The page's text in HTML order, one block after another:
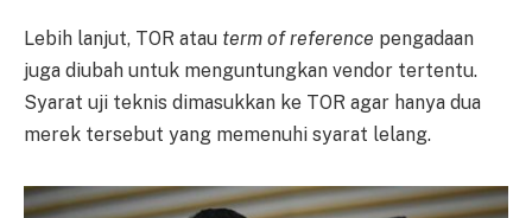
Lebih lanjut, TOR atau term of reference pengadaan
juga diubah untuk menguntungkan vendor tertentu.
Syarat uji teknis dimasukkan ke TOR agar hanya dua
merek tersebut yang memenuhi syarat lelang.